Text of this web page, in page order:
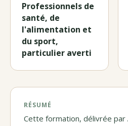
Professionnels de
santé, de
l'alimentation et
du sport,
particulier averti
RÉSUMÉ
Cette formation, délivrée par